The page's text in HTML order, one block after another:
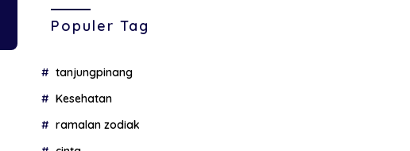
Populer Tag
tanjungpinang
Kesehatan
ramalan zodiak